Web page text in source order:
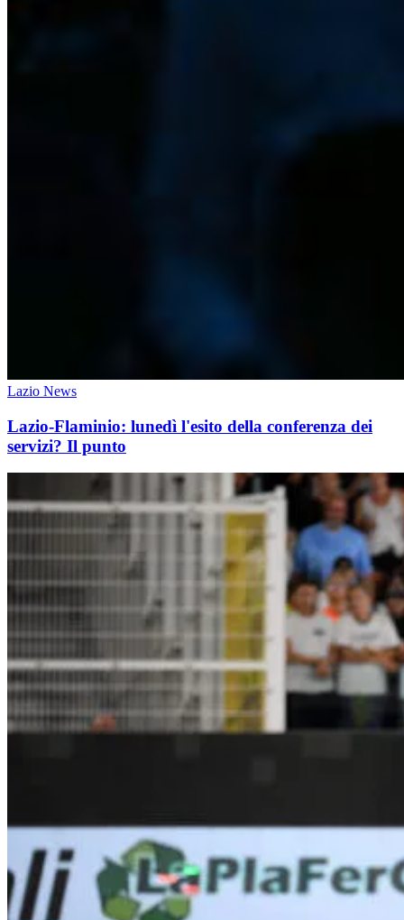
Lazio News
Lazio-Flaminio: lunedì l'esito della conferenza dei
servizi? Il punto